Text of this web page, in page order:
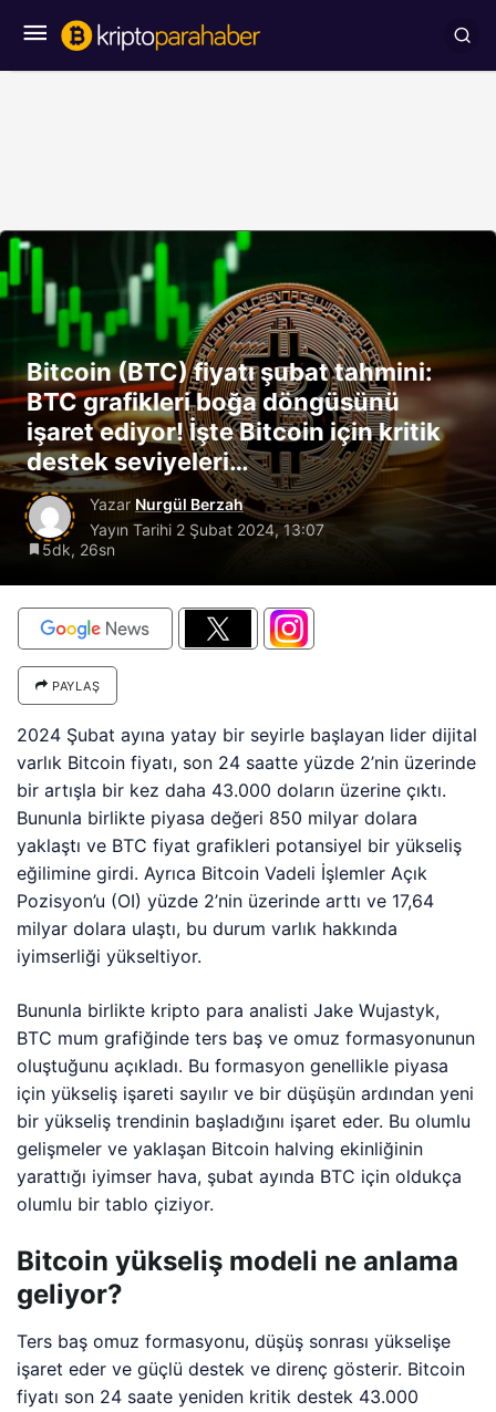
Bitcoin (BTC) fiyatı şubat tahmini:
BTC grafikleri boğa döngüsünü
işaret ediyor! İşte Bitcoin için kritik
destek seviyeleri…
Yazar Nurgül Berzah
Yayın Tarihi 2 Şubat 2024, 13:07
5dk, 26sn
PAYLAŞ
2024 Şubat ayına yatay bir seyirle başlayan lider dijital
varlık Bitcoin fiyatı, son 24 saatte yüzde 2’nin üzerinde
bir artışla bir kez daha 43.000 doların üzerine çıktı.
Bununla birlikte piyasa değeri 850 milyar dolara
yaklaştı ve BTC fiyat grafikleri potansiyel bir yükseliş
eğilimine girdi. Ayrıca Bitcoin Vadeli İşlemler Açık
Pozisyon’u (OI) yüzde 2’nin üzerinde arttı ve 17,64
milyar dolara ulaştı, bu durum varlık hakkında
iyimserliği yükseltiyor.
Bununla birlikte kripto para analisti Jake Wujastyk,
BTC mum grafiğinde ters baş ve omuz formasyonunun
oluştuğunu açıkladı. Bu formasyon genellikle piyasa
için yükseliş işareti sayılır ve bir düşüşün ardından yeni
bir yükseliş trendinin başladığını işaret eder. Bu olumlu
gelişmeler ve yaklaşan Bitcoin halving ekinliğinin
yarattığı iyimser hava, şubat ayında BTC için oldukça
olumlu bir tablo çiziyor.
Bitcoin yükseliş modeli ne anlama
geliyor?
Ters baş omuz formasyonu, düşüş sonrası yükselişe
işaret eder ve güçlü destek ve direnç gösterir. Bitcoin
fiyatı son 24 saate yeniden kritik destek 43.000